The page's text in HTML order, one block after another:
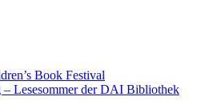
Book Festival
– Lesesommer der DAI Bibliothek